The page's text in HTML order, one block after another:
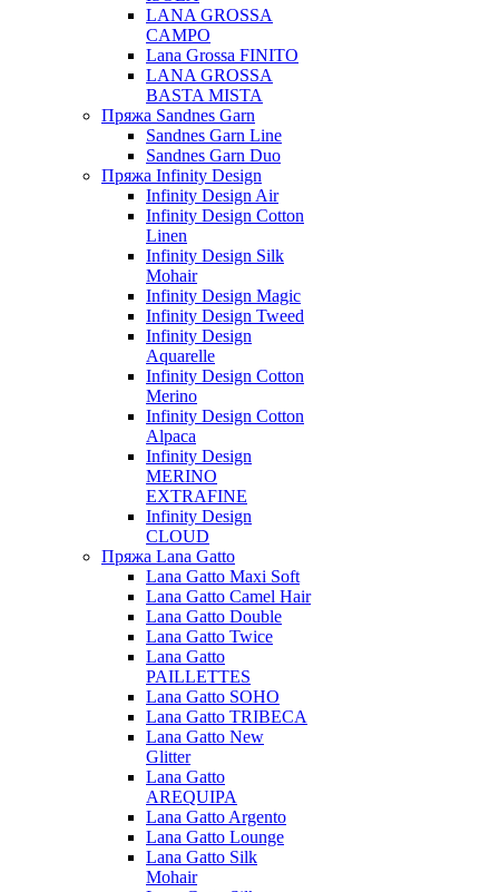
LANA GROSSA
CAMPO
Lana Grossa FINITO
LANA GROSSA
BASTA MISTA
Пряжа Sandnes Garn
Sandnes Garn Line
Sandnes Garn Duo
Пряжа Infinity Design
Infinity Design Air
Infinity Design Cotton
Linen
Infinity Design Silk
Mohair
Infinity Design Magic
Infinity Design Tweed
Infinity Design
Aquarelle
Infinity Design Cotton
Merino
Infinity Design Cotton
Alpaca
Infinity Design
MERINO
EXTRAFINE
Infinity Design
CLOUD
Пряжа Lana Gatto
Lana Gatto Maxi Soft
Lana Gatto Camel Hair
Lana Gatto Double
Lana Gatto Twice
Lana Gatto
PAILLETTES
Lana Gatto SOHO
Lana Gatto TRIBECA
Lana Gatto New
Glitter
Lana Gatto
AREQUIPA
Lana Gatto Argento
Lana Gatto Lounge
Lana Gatto Silk
Mohair